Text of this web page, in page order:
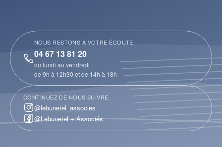
NOUS RESTONS À VOTRE ÉCOUTE
04 67 13 81 20
du lundi au vendredi
de 9h à 12h30 et de 14h à 18h
CONTINUEZ DE NOUS SUIVRE
@lebunetel_associes
@Lebunetel + Associés